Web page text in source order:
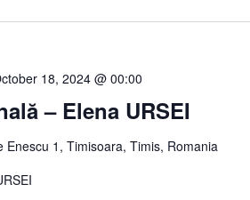
– Elena URSEI
18, 2024 @ 00:00
Enescu 1, Timisoara, Timis, Romania